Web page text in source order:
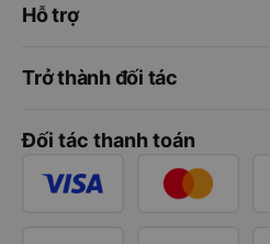
Hỗ trợ
Trở thành đối tác
Đối tác thanh toán